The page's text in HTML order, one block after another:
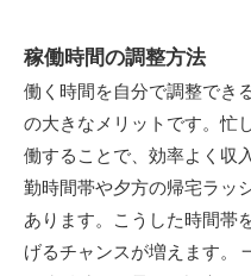
稼働時間の調整方法
働く時間を自分で調整でき
の大きなメリットです。忙
働することで、効率よく収
勤時間帯や夕方の帰宅ラッ
あります。こうした時間帯
げるチャンスが増えます。